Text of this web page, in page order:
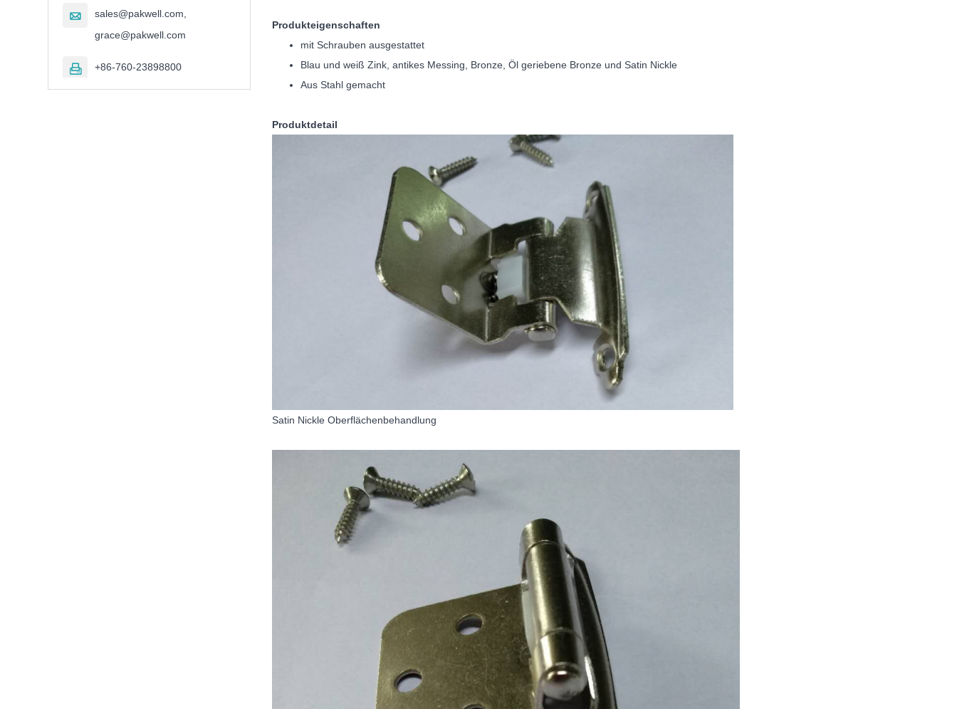
Produkteigenschaften
mit Schrauben ausgestattet
Blau und weiß Zink, antikes Messing, Bronze, Öl geriebene Bronze und Satin Nickle
Aus Stahl gemacht
Produktdetail
Satin Nickle Oberflächenbehandlung

sales@pakwell.com,
grace@pakwell.com
 +86-760-23898800